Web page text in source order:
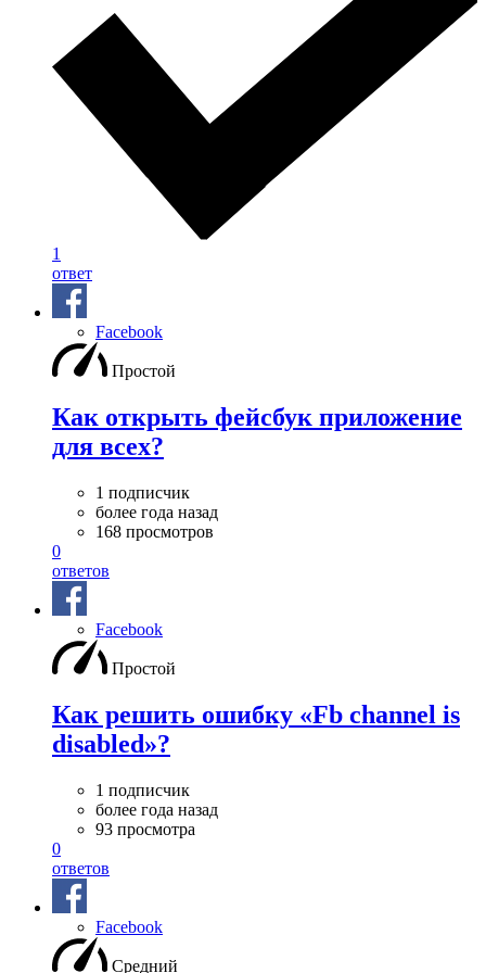
1
ответ
Facebook
Простой
Как открыть фейсбук приложение
для всех?
1 подписчик
более года назад
168 просмотров
0
ответов
Facebook
Простой
Как решить ошибку «Fb channel is
disabled»?
1 подписчик
более года назад
93 просмотра
0
ответов
Facebook
Средний